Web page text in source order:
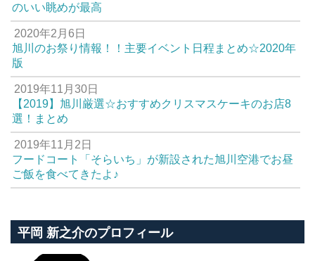
のいい眺めが最高
2020年2月6日
旭川のお祭り情報！！主要イベント日程まとめ☆2020年
版
2019年11月30日
【2019】旭川厳選☆おすすめクリスマスケーキのお店8
選！まとめ
2019年11月2日
フードコート「そらいち」が新設された旭川空港でお昼
ご飯を食べてきたよ♪
平岡 新之介のプロフィール